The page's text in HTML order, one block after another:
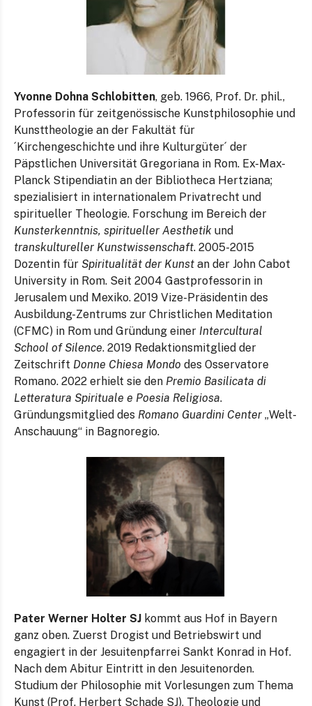
Yvonne Dohna Schlobitten, geb. 1966, Prof. Dr. phil.,
Professorin für zeitgenössische Kunstphilosophie und
Kunsttheologie an der Fakultät für
´Kirchengeschichte und ihre Kulturgüter´ der
Päpstlichen Universität Gregoriana in Rom. Ex-Max-
Planck Stipendiatin an der Bibliotheca Hertziana;
spezialisiert in internationalem Privatrecht und
spiritueller Theologie. Forschung im Bereich der
Kunsterkenntnis, spiritueller Aesthetik und
transkultureller Kunstwissenschaft. 2005-2015
Dozentin für Spiritualität der Kunst an der John Cabot
University in Rom. Seit 2004 Gastprofessorin in
Jerusalem und Mexiko. 2019 Vize-Präsidentin des
Ausbildung-Zentrums zur Christlichen Meditation
(CFMC) in Rom und Gründung einer Intercultural
School of Silence. 2019 Redaktionsmitglied der
Zeitschrift Donne Chiesa Mondo des Osservatore
Romano. 2022 erhielt sie den Premio Basilicata di
Letteratura Spirituale e Poesia Religiosa.
Gründungsmitglied des Romano Guardini Center „Welt-
Anschauung“ in Bagnoregio.
Pater Werner Holter SJ kommt aus Hof in Bayern
ganz oben. Zuerst Drogist und Betriebswirt und
engagiert in der Jesuitenpfarrei Sankt Konrad in Hof.
Nach dem Abitur Eintritt in den Jesuitenorden.
Studium der Philosophie mit Vorlesungen zum Thema
Kunst (Prof. Herbert Schade SJ), Theologie und